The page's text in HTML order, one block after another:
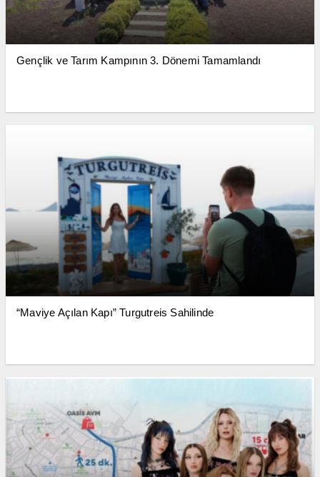
Gençlik ve Tarım Kampının 3. Dönemi Tamamlandı
“Maviye Açılan Kapı” Turgutreis Sahilinde